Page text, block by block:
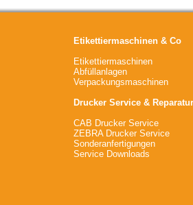
Etikettiermaschinen & Co
Etikettiermaschinen
Abfüllanlagen
Verpackungsmaschinen
Drucker Service &
CAB Drucker Service
ZEBRA Drucker Service
Sonderanfertigungen
Service Downloads